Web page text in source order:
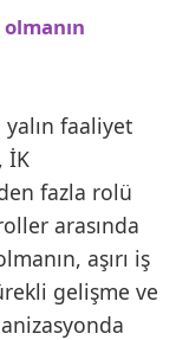
faaliyet
İK
fazla rolü
arasında
aşırı iş
gelişme ve